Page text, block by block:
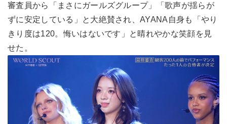
審査員から「まさにガールズグループ」「歌声が揺らが
ずに安定している」と大絶賛され、AYANA自身も「やり
きり度は120。悔いはないです」と晴れやかな笑顔を見
せた。